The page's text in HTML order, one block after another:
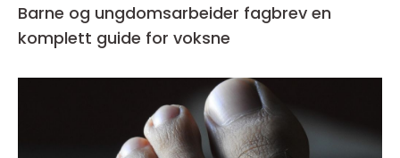
Barne og ungdomsarbeider fagbrev en
komplett guide for voksne